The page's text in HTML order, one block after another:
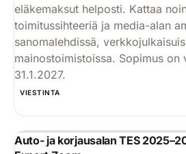
eläkemaksut helposti. Kattaa
toimitussihteeriä ja media-alan
sanomalehdissä,
mainostoimistoissa. Sopimus on
31.1.2027.
VIESTINTA
Auto- ja korjausalan TES